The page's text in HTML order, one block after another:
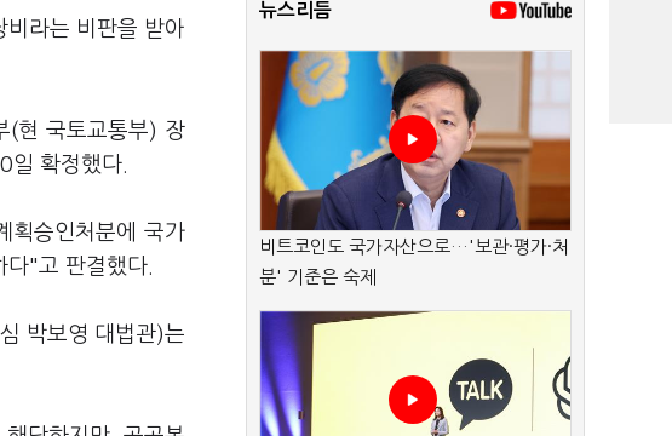
라는 비판을 받아
(현 국토교통부) 장
일 확정했다.
획승인처분에 국가
"고 판결했다.
박보영 대법관)는
뉴스리듬
비트코인도 국가자산으로…'보관·평가·처
분' 기준은 숙제